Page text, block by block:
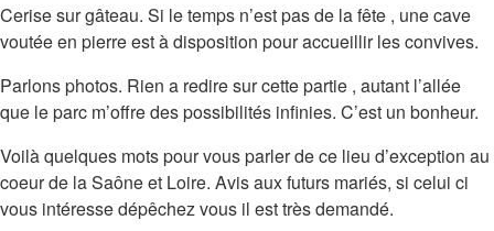
Cerise sur gâteau. Si le temps n’est pas de la fête , une cave
voutée en pierre est à disposition pour accueillir les convives.
Parlons photos. Rien a redire sur cette partie , autant l’allée
que le parc m’offre des possibilités infinies. C’est un bonheur.
Voilà quelques mots pour vous parler de ce lieu d’exception au
coeur de la Saône et Loire. Avis aux futurs mariés, si celui ci
vous intéresse dépêchez vous il est très demandé.